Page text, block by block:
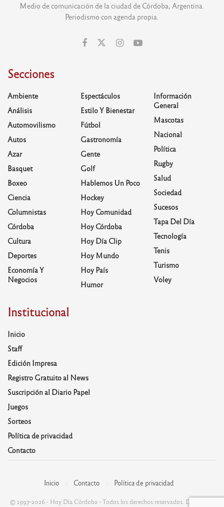
Medio de comunicación de la ciudad de Córdoba, Argentina.
Periodismo con agenda propia.
Secciones
Ambiente
Análisis
Automovilismo
Autos
Azar
Basquet
Boxeo
Ciencia
Columnistas
Córdoba
Cultura
Deportes
Economía Y
Negocios
Espectáculos
Estilo Y Bienestar
Fútbol
Gastronomía
Gente
Golf
Hablemos Un Poco
Hockey
Hoy Comunidad
Hoy Córdoba
Hoy Día Clip
Hoy Mundo
Hoy País
Humor
Información
General
Mascotas
Nacional
Política
Rugby
Salud
Sociedad
Sucesos
Tapa Del Día
Tecnología
Tenis
Turismo
Voley
Institucional
Inicio
Staff
Edición Impresa
Registro Gratuito al News
Suscripción al Diario Papel
Juegos
Sorteos
Política de privacidad
Contacto
Inicio Contacto Política de privacidad
© 1997-2026 - Hoy Día Córdoba - Todos los derechos reservados. Desarrolla: